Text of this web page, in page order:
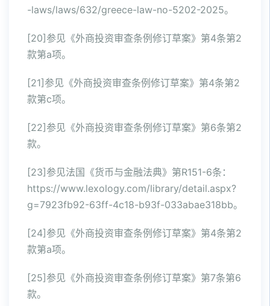
-laws/laws/632/greece-law-no-5202-2025。
[20]参见《外商投资审查条例修订草案》第4条第2
款第a项。
[21]参见《外商投资审查条例修订草案》第4条第2
款第c项。
[22]参见《外商投资审查条例修订草案》第6条第2
款。
[23]参见法国《货币与金融法典》第R151-6条：
https://www.lexology.com/library/detail.aspx?
g=7923fb92-63ff-4c18-b93f-033abae318bb。
[24]参见《外商投资审查条例修订草案》第4条第2
款第a项。
[25]参见《外商投资审查条例修订草案》第7条第6
款。